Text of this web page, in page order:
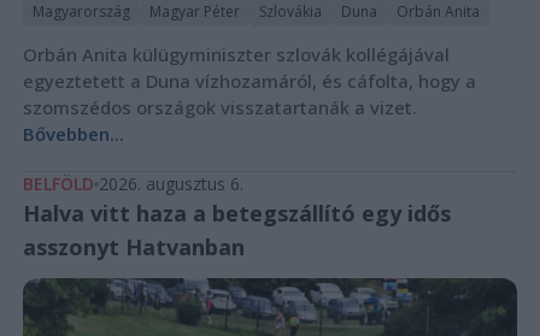
Magyarország Magyar Péter Szlovákia Duna Orbán Anita
Orbán Anita külügyminiszter szlovák kollégájával
egyeztetett a Duna vízhozamáról, és cáfolta, hogy a
szomszédos országok visszatartanák a vizet.
Bővebben...
BELFÖLD 2026. augusztus 6.
Halva vitt haza a betegszállító egy idős
asszonyt Hatvanban